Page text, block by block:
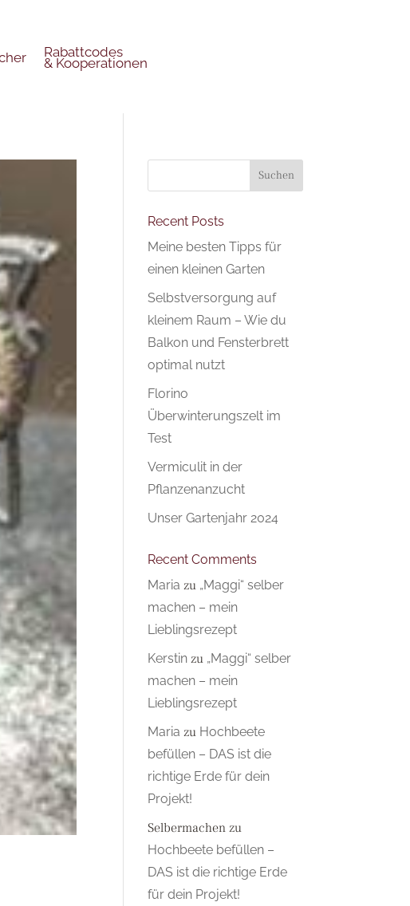
Rabattcodes
& Kooperationen
Suchen
Recent Posts
Meine besten Tipps für
einen kleinen Garten
Selbstversorgung auf
kleinem Raum – Wie du
Balkon und Fensterbrett
optimal nutzt
Florino
Überwinterungszelt im
Test
Vermiculit in der
Pflanzenanzucht
Unser Gartenjahr 2024
Recent Comments
Maria zu „Maggi“ selber
machen – mein
Lieblingsrezept
Kerstin zu „Maggi“ selber
machen – mein
Lieblingsrezept
Maria zu Hochbeete
befüllen – DAS ist die
richtige Erde für dein
Projekt!
Selbermachen zu
Hochbeete befüllen –
DAS ist die richtige Erde
für dein Projekt!